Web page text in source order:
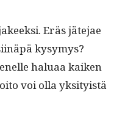
Eräs jäte­jae
kysymys?
halu­aa kaiken
voi olla yksi­ty­istä